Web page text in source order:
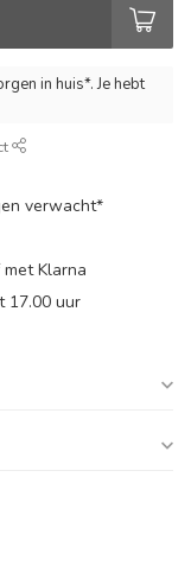
in huis*. Je hebt
verwacht*
Klarna
17.00 uur